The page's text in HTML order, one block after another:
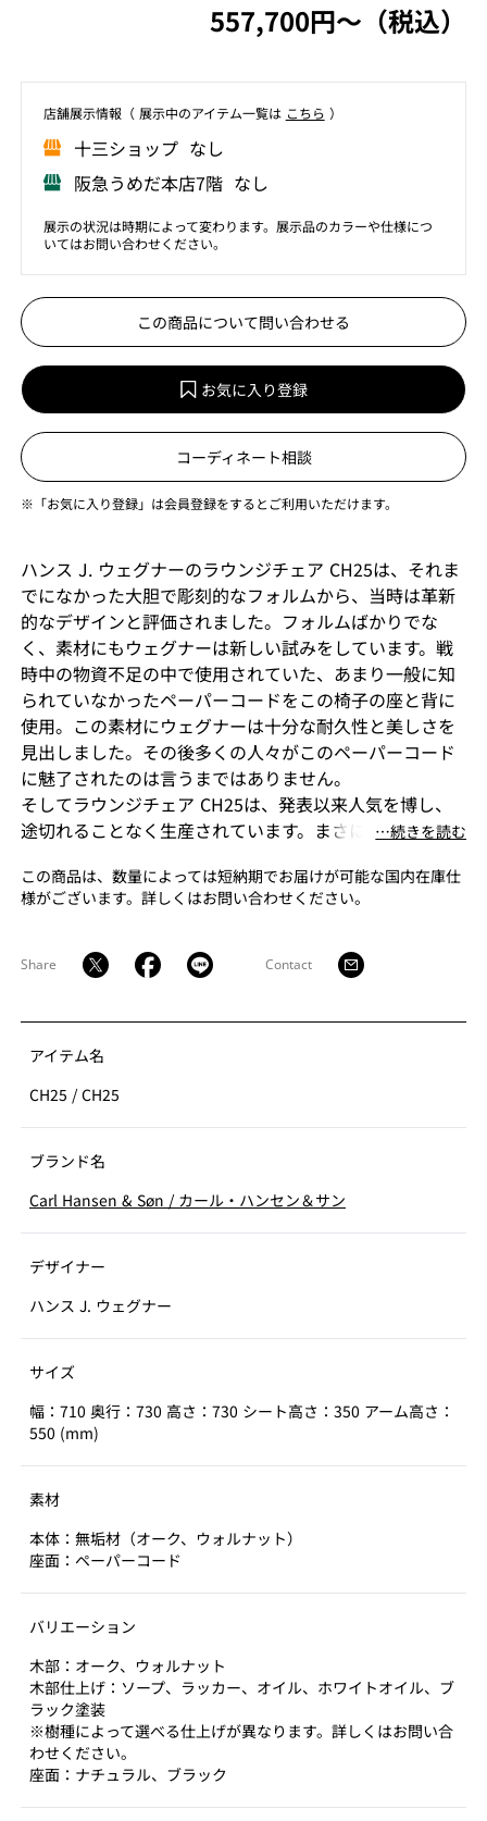
557,700円〜（税込）
店舗展⽰情報（ 展⽰中のアイテム⼀覧は こちら ）
⼗三ショップ なし
阪急うめだ本店7階 なし
展示の状況は時期によって変わります。展示品のカラーや仕様につ
いてはお問い合わせください。
この商品について問い合わせる
お気に入り登録
コーディネート相談
※「お気に入り登録」は会員登録をするとご利用いただけます。
ハンス J. ウェグナーのラウンジチェア CH25は、それま
でになかった大胆で彫刻的なフォルムから、当時は革新
的なデザインと評価されました。フォルムばかりでな
く、素材にもウェグナーは新しい試みをしています。戦
時中の物資不足の中で使用されていた、あまり一般に知
られていなかったペーパーコードをこの椅子の座と背に
使用。この素材にウェグナーは十分な耐久性と美しさを
見出しました。その後多くの人々がこのペーパーコード
に魅了されたのは言うまではありません。
そしてラウンジチェア CH25は、発表以来人気を博し、
途切れることなく生産されています。まさにウェグナー
す。
座と背のペーパーコードは熟練した職人でも1脚仕上げる
400メートル。2本のペーパーコードで張っていく、耐久
に優れた独自の張り方が美しい模様を創り出していま
⋯続きを読む
この商品は、数量によっては短納期でお届けが可能な国内在庫仕
様がございます。詳しくはお問い合わせください。
Share Contact
アイテム名
CH25 / CH25
ブランド名
Carl Hansen & Søn / カール・ハンセン＆サン
デザイナー
ハンス J. ウェグナー
サイズ
幅：710 奥行：730 高さ：730 シート高さ：350 アーム高さ：
550 (mm)
素材
本体：無垢材（オーク、ウォルナット）
座面：ペーパーコード
バリエーション
木部：オーク、ウォルナット
木部仕上げ：ソープ、ラッカー、オイル、ホワイトオイル、ブ
ラック塗装
※樹種によって選べる仕上げが異なります。詳しくはお問い合
わせください。
座面：ナチュラル、ブラック